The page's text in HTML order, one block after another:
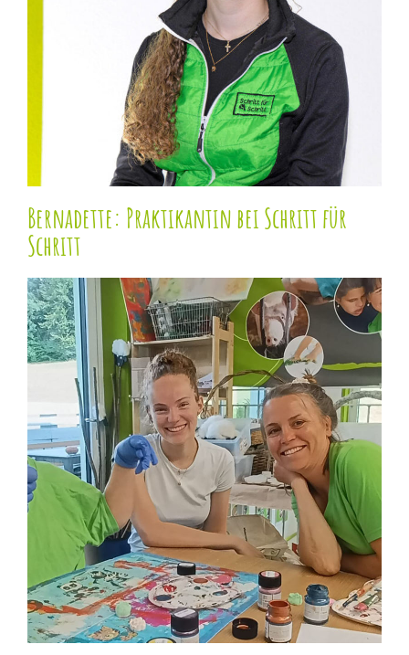
Bernadette: Praktikantin bei Schritt für Schritt
Bernadette: Praktikantin bei Schritt für
Schritt